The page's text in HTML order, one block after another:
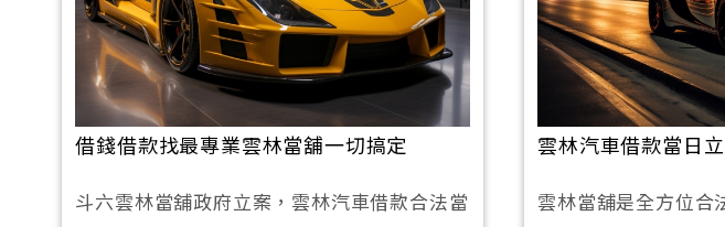
借錢借款找最專業雲林當舖一切搞定
斗六雲林當舖政府立案，雲林汽車借款合法當
雲林汽車借款當日
雲林當舖是全方位合